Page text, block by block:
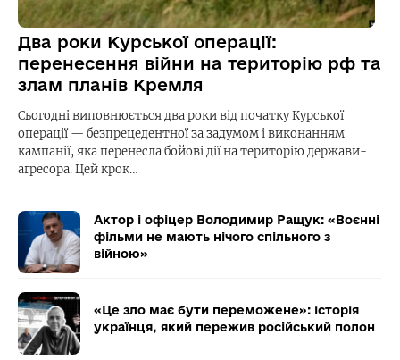
Два роки Курської операції:
перенесення війни на територію рф та
злам планів Кремля
Сьогодні виповнюється два роки від початку Курської
операції — безпрецедентної за задумом і виконанням
кампанії, яка перенесла бойові дії на територію держави-
агресора. Цей крок…
Актор і офіцер Володимир Ращук: «Воєнні
фільми не мають нічого спільного з
війною»
«Це зло має бути переможене»: історія
українця, який пережив російський полон